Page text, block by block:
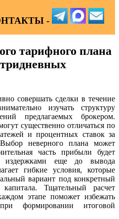
-
тарифного плана
совершать сделки в течение
изучать структуру
предлагаемых брокером.
существенно отличаться по
и процентных ставок за
неверного плана может
часть прибыли будет
издержками еще до вывода
гибкие условия, которые
вариант под конкретный
Тщательный расчет
этапе поможет избежать
формировании итоговой